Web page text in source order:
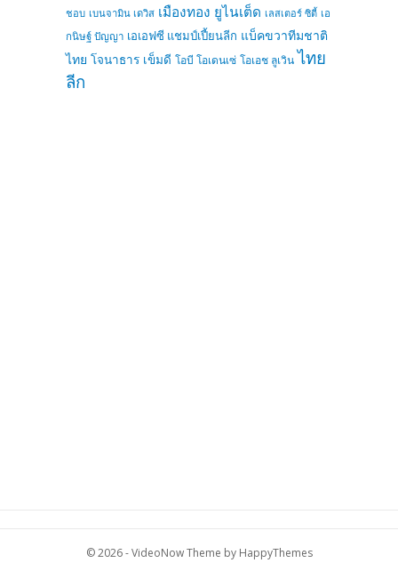
ชอบ เบนจามิน เดวิส เมืองทอง ยูไนเต็ด เลสเตอร์ ซิตี้ เอ
กนิษฐ์ ปัญญา เอเอฟซี แชมป์เปี้ยนลีก แบ็คขวาทีมชาติ
ไทย โจนาธาร เข็มดี โอบี โอเดนเซ่ โอเอช ลูเวิน ไทย
ลีก
© 2026 -VideoNow Theme by HappyThemes